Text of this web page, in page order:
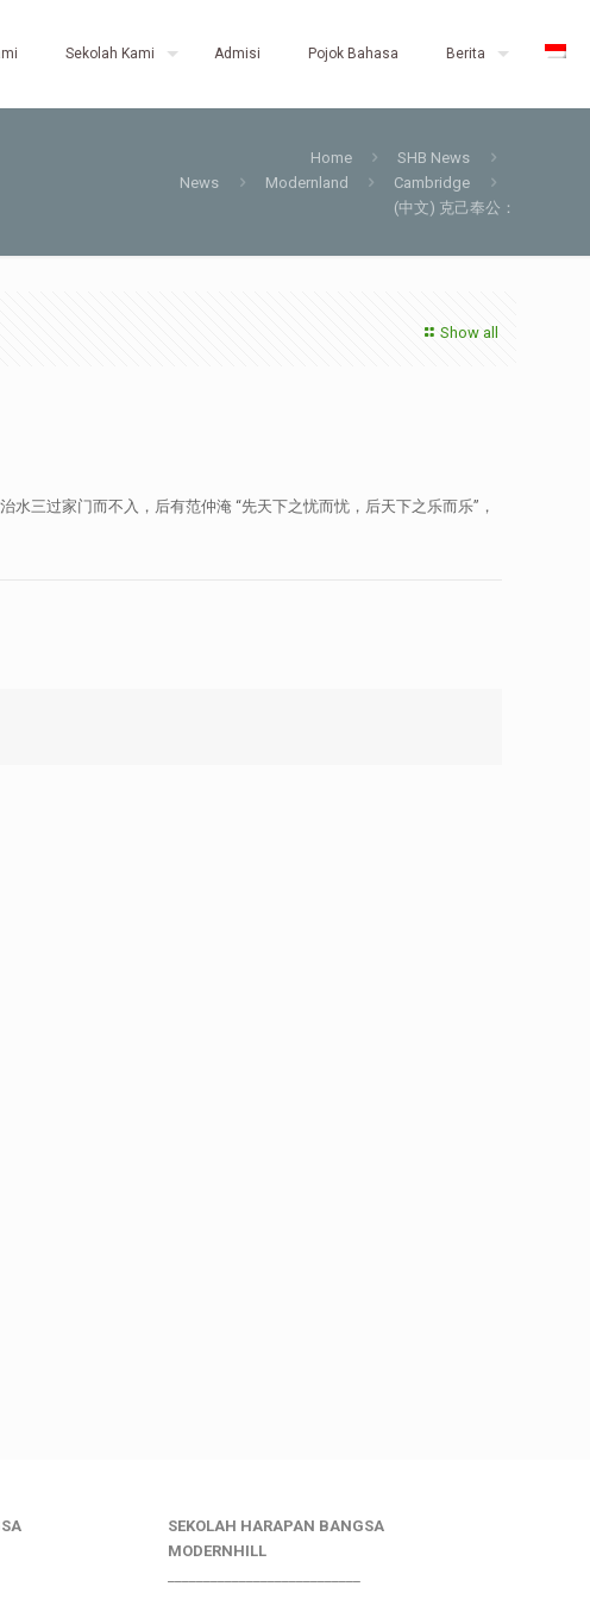
Sekolah Kami Admisi Pojok Bahasa Berita
Home
SHB News
News
Modernland
Cambridge
(中文) 克己奉公：
Show all
三过家门而不入，后有范仲淹 “先天下之忧而忧，后天下之乐而乐”，
SEKOLAH HARAPAN BANGSA
MODERNHILL